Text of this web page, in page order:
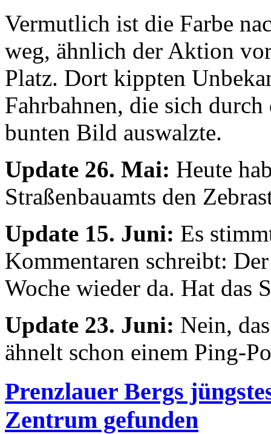
Vermutlich ist die Farbe
weg, ähnlich der Aktion
Platz. Dort kippten
Fahrbahnen, die sich
bunten Bild auswalzte.
Update 26. Mai: Heute
Straßenbauamts den
Update 15. Juni: Es
Kommentaren schreibt:
Woche wieder da. Hat das
Update 23. Juni: Nein,
ähnelt schon einem Ping-
Prenzlauer Bergs
Zentrum gefunden